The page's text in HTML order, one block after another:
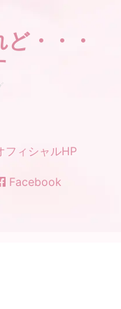
・・・
ィシャルHP
Facebook